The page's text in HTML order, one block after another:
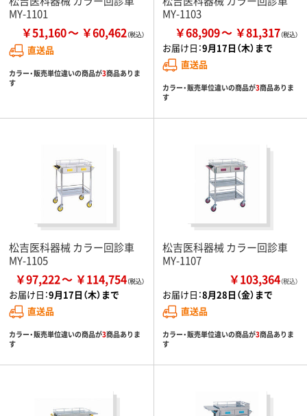
MY-1101
￥51,160 ￥60,462
直送品
カラー・販売単位違いの商品が3商品ありま
す
MY-1103
￥68,909 ￥81,317
お届け日：9月17日（木）まで
直送品
カラー・販売単位違いの商品が3商品ありま
す
松吉医科器械 カラー回診車
MY-1105
￥97,222 ￥114,754
お届け日：9月17日（木）まで
直送品
カラー・販売単位違いの商品が3商品ありま
す
松吉医科器械 カラー回診車
MY-1107
￥103,364（税込）
お届け日：8月28日（金）まで
直送品
カラー・販売単位違いの商品が3商品ありま
す